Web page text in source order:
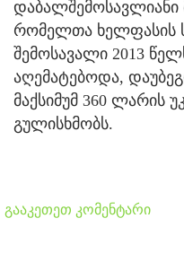
დაბალშემოსავლიანი
რომელთა ხელფასის
შემოსავალი 2013
აღემატებოდა,
მაქსიმუმ 360 ლარის
გულისხმობს.
გააკეთეთ კომენტარი